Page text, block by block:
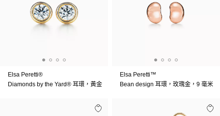
Elsa Peretti®
Diamonds by the Yard® 耳環，黃金
Elsa Peretti™
Bean design 耳環，玫瑰金，9 毫米